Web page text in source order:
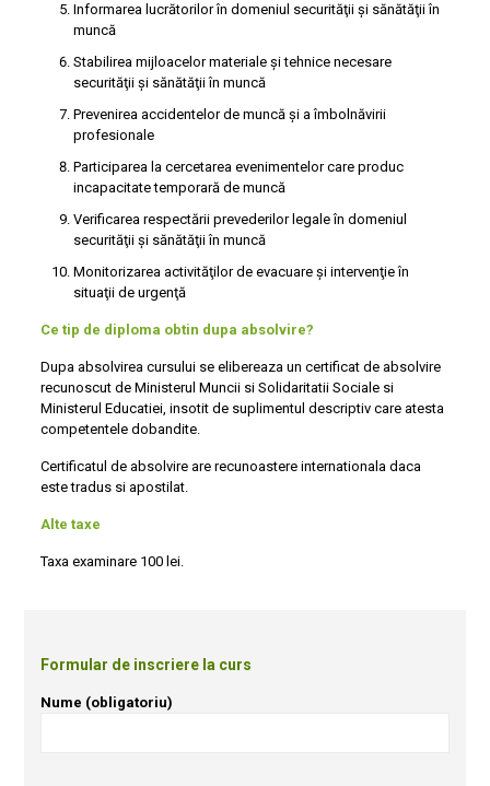
Informarea lucrătorilor în domeniul securităţii şi sănătăţii în
muncă
Stabilirea mijloacelor materiale şi tehnice necesare
securităţii şi sănătăţii în muncă
Prevenirea accidentelor de muncă şi a îmbolnăvirii
profesionale
Participarea la cercetarea evenimentelor care produc
incapacitate temporară de muncă
Verificarea respectării prevederilor legale în domeniul
securităţii şi sănătăţii în muncă
Monitorizarea activităţilor de evacuare şi intervenţie în
situaţii de urgenţă
Ce tip de diploma obtin dupa absolvire?
Dupa absolvirea cursului se elibereaza un certificat de absolvire
recunoscut de Ministerul Muncii si Solidaritatii Sociale si
Ministerul Educatiei, insotit de suplimentul descriptiv care atesta
competentele dobandite.
Certificatul de absolvire are recunoastere internationala daca
este tradus si apostilat.
Alte taxe
Taxa examinare 100 lei.
Formular de inscriere la curs
Nume (obligatoriu)